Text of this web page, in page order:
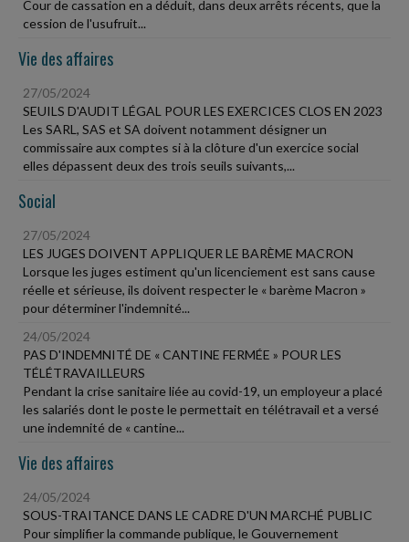
Cour de cassation en a déduit, dans deux arrêts récents, que la
cession de l'usufruit...
Vie des affaires
27/05/2024
SEUILS D'AUDIT LÉGAL POUR LES EXERCICES CLOS EN 2023
Les SARL, SAS et SA doivent notamment désigner un
commissaire aux comptes si à la clôture d'un exercice social
elles dépassent deux des trois seuils suivants,...
Social
27/05/2024
LES JUGES DOIVENT APPLIQUER LE BARÈME MACRON
Lorsque les juges estiment qu'un licenciement est sans cause
réelle et sérieuse, ils doivent respecter le « barème Macron »
pour déterminer l'indemnité...
24/05/2024
PAS D'INDEMNITÉ DE « CANTINE FERMÉE » POUR LES
TÉLÉTRAVAILLEURS
Pendant la crise sanitaire liée au covid-19, un employeur a placé
les salariés dont le poste le permettait en télétravail et a versé
une indemnité de « cantine...
Vie des affaires
24/05/2024
SOUS-TRAITANCE DANS LE CADRE D'UN MARCHÉ PUBLIC
Pour simplifier la commande publique, le Gouvernement